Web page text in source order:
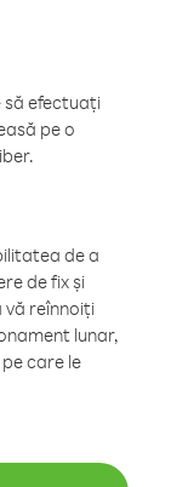
să efectuați
pe o
de a
de fix și
vă reînnoiți
lunar,
care le